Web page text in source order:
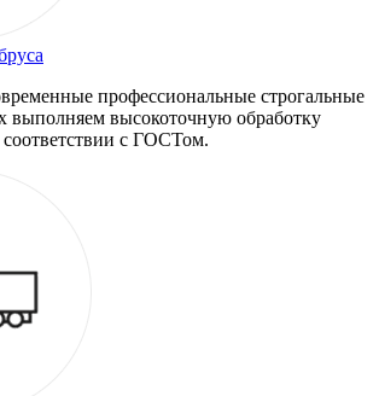
профессиональные строгальные
выполняем высокоточную обработку
с ГОСТом.